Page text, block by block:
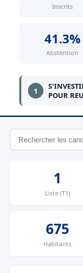
Inscrits
41.3%
Abstention
1
POUR
1
Liste (T1)
675
Habitants